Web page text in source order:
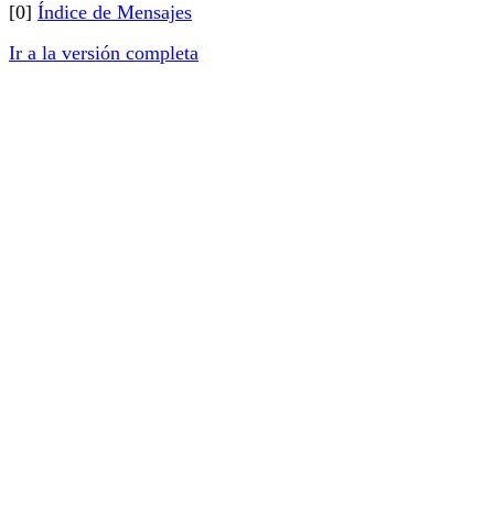
[0] Índice de Mensajes
Ir a la versión completa